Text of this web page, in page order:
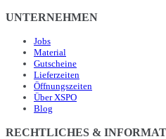
UNTERNEHMEN
Jobs
Material
Gutscheine
Lieferzeiten
Öffnungszeiten
Über XSPO
Blog
RECHTLICHES &